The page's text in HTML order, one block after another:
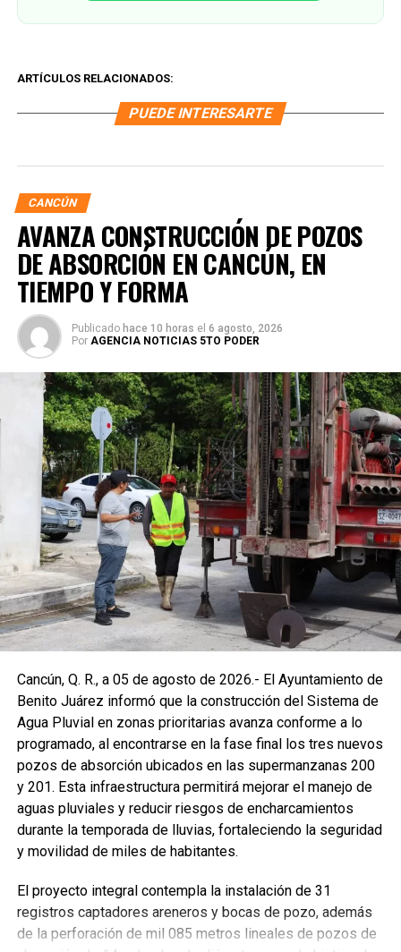
ARTÍCULOS RELACIONADOS:
PUEDE INTERESARTE
CANCÚN
AVANZA CONSTRUCCIÓN DE POZOS
DE ABSORCIÓN EN CANCÚN, EN
TIEMPO Y FORMA
Publicado hace 10 horas el 6 agosto, 2026
Por AGENCIA NOTICIAS 5TO PODER
Cancún, Q. R., a 05 de agosto de 2026.- El Ayuntamiento de
Benito Juárez informó que la construcción del Sistema de
Agua Pluvial en zonas prioritarias avanza conforme a lo
programado, al encontrarse en la fase final los tres nuevos
pozos de absorción ubicados en las supermanzanas 200
y 201. Esta infraestructura permitirá mejorar el manejo de
aguas pluviales y reducir riesgos de encharcamientos
durante la temporada de lluvias, fortaleciendo la seguridad
y movilidad de miles de habitantes.
El proyecto integral contempla la instalación de 31
registros captadores areneros y bocas de pozo, además
de la perforación de mil 085 metros lineales de pozos de